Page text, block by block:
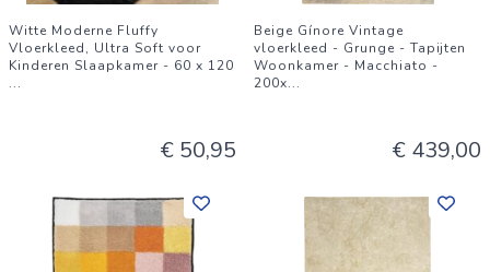
Witte Moderne Fluffy
Vloerkleed, Ultra Soft voor
Kinderen Slaapkamer - 60 x 120
...
€ 50,95
Beige Gínore Vintage
vloerkleed - Grunge - Tapijten
Woonkamer - Macchiato -
200x...
€ 439,00